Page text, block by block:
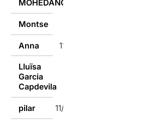
MOHEDANO
Montse
Anna 11/01/2017
Lluïsa
Garcia
Capdevila
pilar 11/01/2017